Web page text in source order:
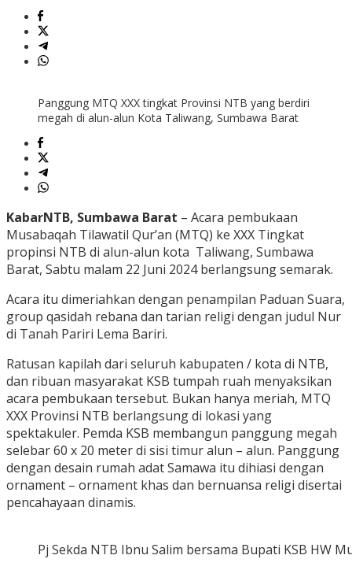
Panggung MTQ XXX tingkat Provinsi NTB yang berdiri
megah di alun-alun Kota Taliwang, Sumbawa Barat
KabarNTB, Sumbawa Barat – Acara pembukaan
Musabaqah Tilawatil Qur’an (MTQ) ke XXX Tingkat
propinsi NTB di alun-alun kota Taliwang, Sumbawa
Barat, Sabtu malam 22 Juni 2024 berlangsung semarak.
Acara itu dimeriahkan dengan penampilan Paduan Suara,
group qasidah rebana dan tarian religi dengan judul Nur
di Tanah Pariri Lema Bariri.
Ratusan kapilah dari seluruh kabupaten / kota di NTB,
dan ribuan masyarakat KSB tumpah ruah menyaksikan
acara pembukaan tersebut. Bukan hanya meriah, MTQ
XXX Provinsi NTB berlangsung di lokasi yang
spektakuler. Pemda KSB membangun panggung megah
selebar 60 x 20 meter di sisi timur alun – alun. Panggung
dengan desain rumah adat Samawa itu dihiasi dengan
ornament – ornament khas dan bernuansa religi disertai
pencahayaan dinamis.
Pj Sekda NTB Ibnu Salim bersama Bupati KSB HW